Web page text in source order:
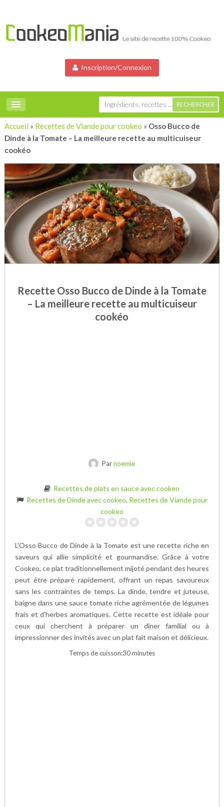
Inscription/Connexion
Accueil » Recettes de Viande pour cookeo » Osso Bucco de
Dinde à la Tomate – La meilleure recette au multicuiseur
cookéo
Recette Osso Bucco de Dinde à la Tomate
– La meilleure recette au multicuiseur
cookéo
Parnoemie
Recettes de plats en sauce avec cookeo
Recettes de Dinde avec cookeo, Recettes de Viande pour
cookeo
L'Osso Bucco de Dinde à la Tomate est une recette riche en
saveurs qui allie simplicité et gourmandise. Grâce à votre
Cookeo, ce plat traditionnellement mijoté pendant des heures
peut être préparé rapidement, offrant un repas savoureux
sans les contraintes de temps. La dinde, tendre et juteuse,
baigne dans une sauce tomate riche agrémentée de légumes
frais et d'herbes aromatiques. Cette recette est idéale pour
ceux qui cherchent à préparer un dîner familial ou à
impressionner des invités avec un plat fait maison et délicieux.
Temps de cuisson:30 minutes